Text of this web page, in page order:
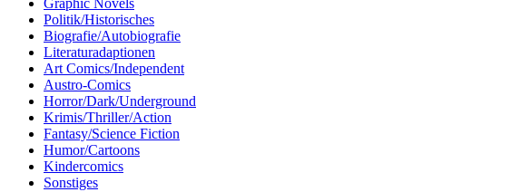
Graphic Novels
Politik/Historisches
Biografie/Autobiografie
Literaturadaptionen
Art Comics/Independent
Austro-Comics
Horror/Dark/Underground
Krimis/Thriller/Action
Fantasy/Science Fiction
Humor/Cartoons
Kindercomics
Sonstiges